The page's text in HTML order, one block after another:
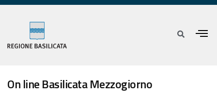
On line Basilicata Mezzogiorno